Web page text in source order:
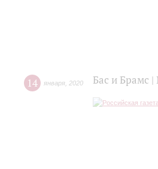
14 января 2020 Бас и Брамс |